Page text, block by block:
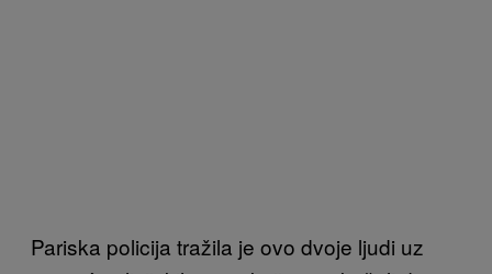
Pariska policija tražila je ovo dvoje ljudi uz